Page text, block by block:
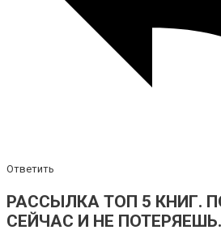
Ответить
РАССЫЛКА ТОП 5 КНИГ.
СЕЙЧАС И НЕ ПОТЕРЯЕШЬ.